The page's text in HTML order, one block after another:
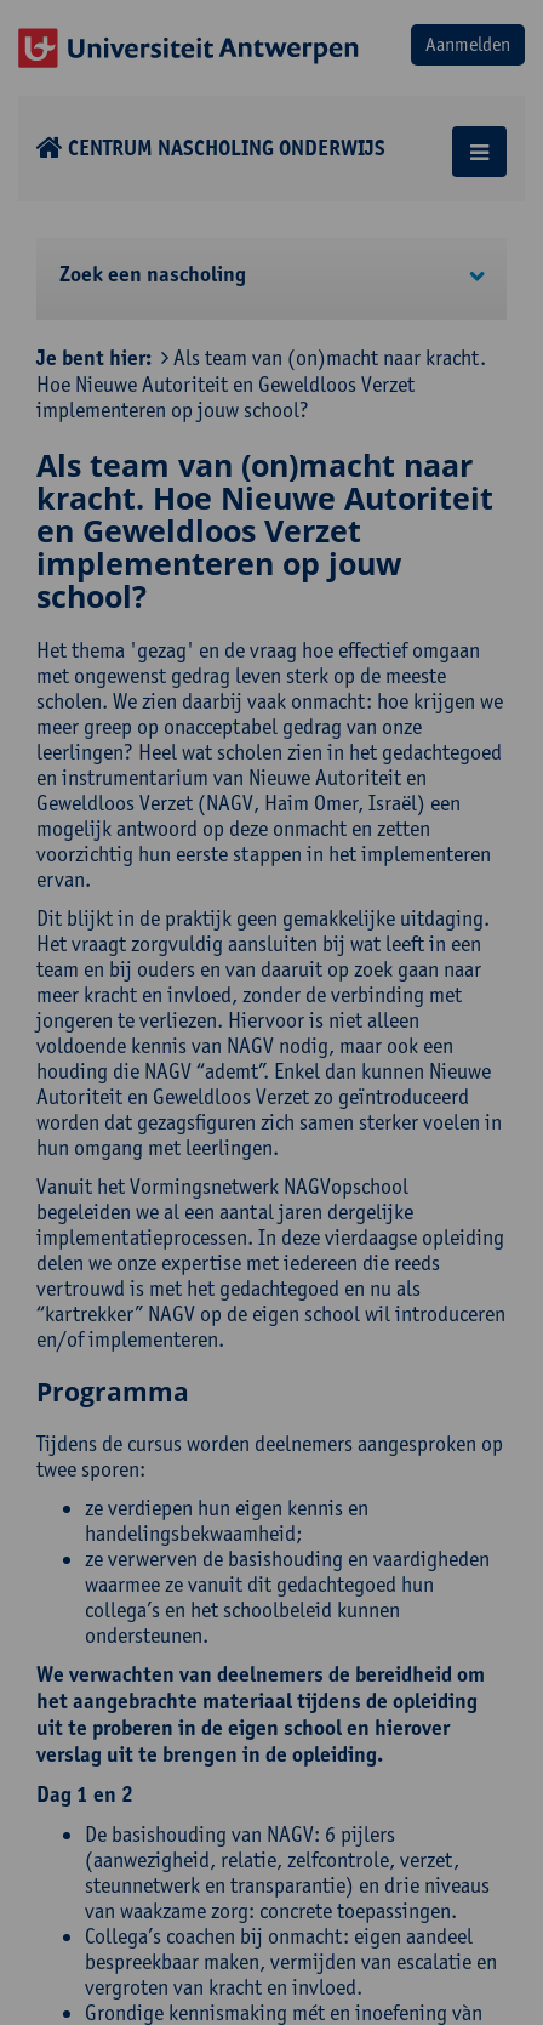
CENTRUM NASCHOLING ONDERWIJS
Zoek een nascholing
Je bent hier:
Als team van (on)macht naar kracht.
Hoe Nieuwe Autoriteit en Geweldloos Verzet
implementeren op jouw school?
Als team van (on)macht naar
kracht. Hoe Nieuwe Autoriteit
en Geweldloos Verzet
implementeren op jouw
school?
Het thema 'gezag' en de vraag hoe effectief omgaan
met ongewenst gedrag leven sterk op de meeste
scholen. We zien daarbij vaak onmacht: hoe krijgen we
meer greep op onacceptabel gedrag van onze
leerlingen? Heel wat scholen zien in het gedachtegoed
en instrumentarium van Nieuwe Autoriteit en
Geweldloos Verzet (NAGV, Haim Omer, Israël) een
mogelijk antwoord op deze onmacht en zetten
voorzichtig hun eerste stappen in het implementeren
ervan.
Dit blijkt in de praktijk geen gemakkelijke uitdaging.
Het vraagt zorgvuldig aansluiten bij wat leeft in een
team en bij ouders en van daaruit op zoek gaan naar
meer kracht en invloed, zonder de verbinding met
jongeren te verliezen. Hiervoor is niet alleen
voldoende kennis van NAGV nodig, maar ook een
houding die NAGV “ademt”. Enkel dan kunnen Nieuwe
Autoriteit en Geweldloos Verzet zo geïntroduceerd
worden dat gezagsfiguren zich samen sterker voelen in
hun omgang met leerlingen.
Vanuit het Vormingsnetwerk NAGVopschool
begeleiden we al een aantal jaren dergelijke
implementatieprocessen. In deze vierdaagse opleiding
delen we onze expertise met iedereen die reeds
vertrouwd is met het gedachtegoed en nu als
“kartrekker” NAGV op de eigen school wil introduceren
en/of implementeren.
Programma
Tijdens de cursus worden deelnemers aangesproken op
twee sporen:
ze verdiepen hun eigen kennis en
handelingsbekwaamheid;
ze verwerven de basishouding en vaardigheden
waarmee ze vanuit dit gedachtegoed hun
collega’s en het schoolbeleid kunnen
ondersteunen.
We verwachten van deelnemers de bereidheid om
het aangebrachte materiaal tijdens de opleiding
uit te proberen in de eigen school en hierover
verslag uit te brengen in de opleiding.
Dag 1 en 2
De basishouding van NAGV: 6 pijlers
(aanwezigheid, relatie, zelfcontrole, verzet,
steunnetwerk en transparantie) en drie niveaus
van waakzame zorg: concrete toepassingen.
Collega’s coachen bij onmacht: eigen aandeel
bespreekbaar maken, vermijden van escalatie en
vergroten van kracht en invloed.
Grondige kennismaking mét en inoefening vàn